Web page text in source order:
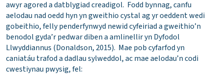
awyr agored a datblygiad creadigol. Fodd bynnag, canfu
aelodau nad oedd hyn yn gweithio cystal ag yr oeddent wedi
gobeithio, felly penderfynwyd newid cyfeiriad a gweithio’n
benodol gyda’r pedwar diben a amlinellir yn Dyfodol
Llwyddiannus (Donaldson, 2015). Mae pob cyfarfod yn
caniatáu trafod a dadlau sylweddol, ac mae aelodau’n codi
cwestiynau pwysig, fel: